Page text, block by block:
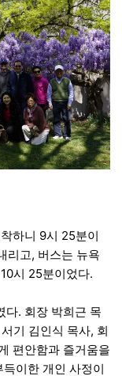
하니 9시 25분이
리고, 버스는 뉴욕
시 25분이었다.
다. 회장 박희근 목
기 김인식 목사, 회
편안함과 즐거움을
이한 개인 사정이